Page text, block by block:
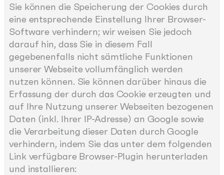
Sie können die Speicherung der Cookies durch
eine entsprechende Einstellung Ihrer Browser-
Software verhindern; wir weisen Sie jedoch
darauf hin, dass Sie in diesem Fall
gegebenenfalls nicht sämtliche Funktionen
unserer Webseite vollumfänglich werden
nutzen können. Sie können darüber hinaus die
Erfassung der durch das Cookie erzeugten und
auf Ihre Nutzung unserer Webseiten bezogenen
Daten (inkl. Ihrer IP-Adresse) an Google sowie
die Verarbeitung dieser Daten durch Google
verhindern, indem Sie das unter dem folgenden
Link verfügbare Browser-Plugin herunterladen
und installieren: